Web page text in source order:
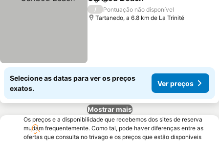
PartilharAdicionar aos favoritos
/
Pontuação não disponível
Tartanedo, a 6.8 km de La Trinité
Selecione as datas para ver os preços
exatos.
Ver preços
Mostrar mais
Os preços e a disponibilidade que recebemos dos sites de reserva
mudam frequentemente. Como tal, pode haver diferenças entre as
ofertas que consulta no trivago e os preços que estão disponíveis